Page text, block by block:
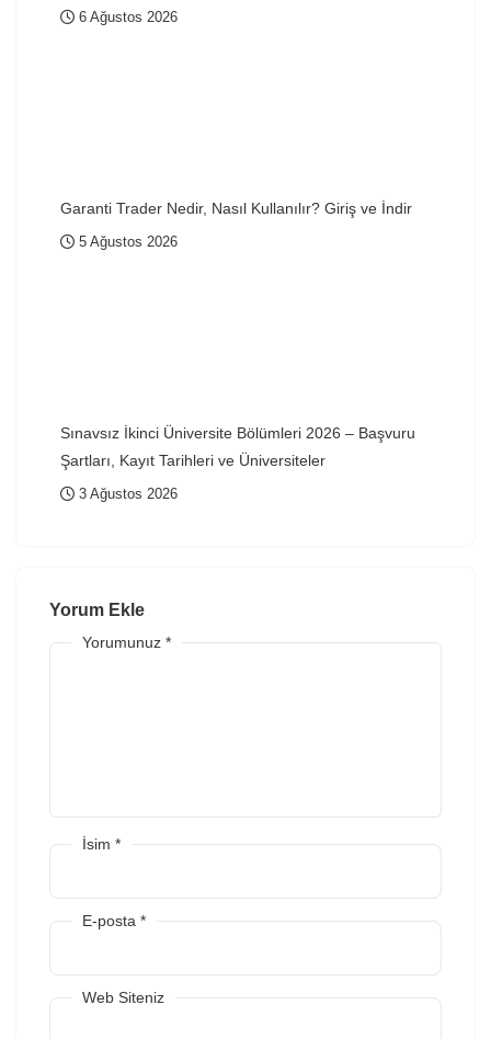
6 Ağustos 2026
Garanti Trader Nedir, Nasıl Kullanılır? Giriş ve İndir
5 Ağustos 2026
Sınavsız İkinci Üniversite Bölümleri 2026 – Başvuru
Şartları, Kayıt Tarihleri ve Üniversiteler
3 Ağustos 2026
Yorum Ekle
Yorumunuz *
İsim *
E-posta *
Web Siteniz